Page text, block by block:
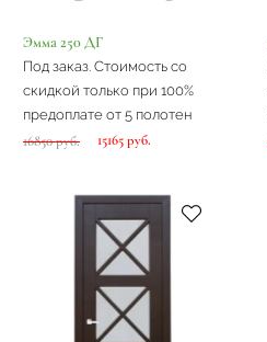
Эмма 250 ДГ
Под заказ. Стоимость со
скидкой только при 100%
предоплате от 5 полотен
16850 руб. 15165 руб.